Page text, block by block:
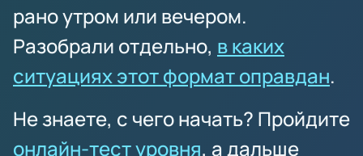
рано утром или вечером.
Разобрали отдельно, в каких
ситуациях этот формат оправдан.
Не знаете, с чего начать? Пройдите
онлайн-тест уровня, а дальше